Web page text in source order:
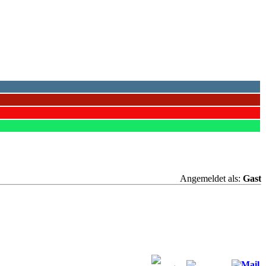
Angemeldet als: Gast